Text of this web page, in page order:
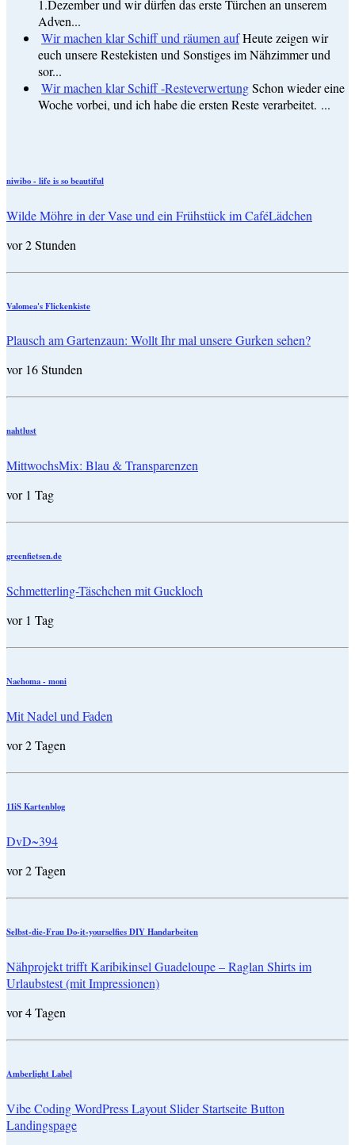
1.Dezember und wir dürfen das erste Türchen an unserem
Adven...
Wir machen klar Schiff und räumen aufHeute zeigen wir
euch unsere Restekisten und Sonstiges im Nähzimmer und
sor...
Wir machen klar Schiff -ResteverwertungSchon wieder eine
Woche vorbei, und ich habe die ersten Reste verarbeitet. ...
niwibo - life is so beautiful
Wilde Möhre in der Vase und ein Frühstück im CaféLädchen
vor 2 Stunden
Valomea's Flickenkiste
Plausch am Gartenzaun: Wollt Ihr mal unsere Gurken sehen?
vor 16 Stunden
nahtlust
MittwochsMix: Blau & Transparenzen
vor 1 Tag
greenfietsen.de
Schmetterling-Täschchen mit Guckloch
vor 1 Tag
Naehoma - moni
Mit Nadel und Faden
vor 2 Tagen
11iS Kartenblog
DvD~394
vor 2 Tagen
Selbst-die-Frau Do-it-yourselfies DIY Handarbeiten
Nähprojekt trifft Karibikinsel Guadeloupe – Raglan Shirts im
Urlaubstest (mit Impressionen)
vor 4 Tagen
Amberlight Label
Vibe Coding WordPress Layout Slider Startseite Button
Landingspage